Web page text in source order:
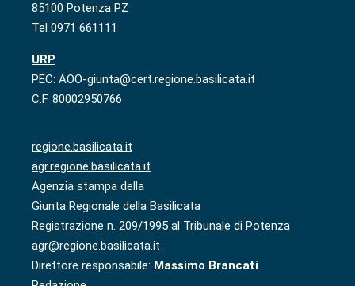
85100 Potenza PZ
Tel 0971 661111
URP
PEC: AOO-giunta@cert.regione.basilicata.it
C.F. 80002950766
regione.basilicata.it
agr.regione.basilicata.it
Agenzia stampa della
Giunta Regionale della Basilicata
Registrazione n. 209/1995 al Tribunale di Potenza
agr@regione.basilicata.it
Direttore responsabile: Massimo Brancati